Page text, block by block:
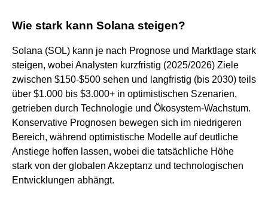
Wie stark kann Solana steigen?
Solana (SOL) kann je nach Prognose und Marktlage stark
steigen, wobei Analysten kurzfristig (2025/2026) Ziele
zwischen $150-$500 sehen und langfristig (bis 2030) teils
über $1.000 bis $3.000+ in optimistischen Szenarien,
getrieben durch Technologie und Ökosystem-Wachstum.
Konservative Prognosen bewegen sich im niedrigeren
Bereich, während optimistische Modelle auf deutliche
Anstiege hoffen lassen, wobei die tatsächliche Höhe
stark von der globalen Akzeptanz und technologischen
Entwicklungen abhängt.